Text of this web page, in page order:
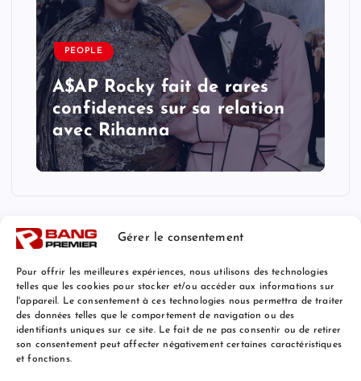
Gérer le consentement
Pour offrir les meilleures expériences, nous utilisons des technologies
telles que les cookies pour stocker et/ou accéder aux informations sur
l'appareil. Le consentement à ces technologies nous permettra de traiter
des données telles que le comportement de navigation ou des
identifiants uniques sur ce site. Le fait de ne pas consentir ou de retirer
son consentement peut affecter négativement certaines caractéristiques
et fonctions.
PEOPLE
A$AP Rocky fait de rares
confidences sur sa relation
avec Rihanna
Mentions Légales